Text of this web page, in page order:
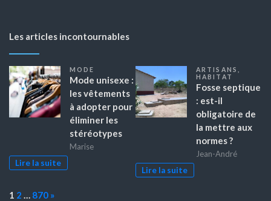
Les articles incontournables
MODE
Mode unisexe :
les vêtements
à adopter pour
éliminer les
stéréotypes
Marise
Lire la suite
ARTISANS
HABITAT
Fosse septique
: est-il
obligatoire de
la mettre aux
normes ?
Jean-André
Lire la suite
Page:
1 2 … 870 Next
»